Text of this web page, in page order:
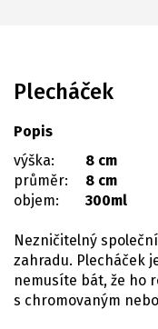
Plecháček
Popis
výška:
8 cm
průměr:
8 cm
objem:
300ml
Nezničitelný
zahradu. Plecháček
nemusíte bát, že ho
s chromovaným